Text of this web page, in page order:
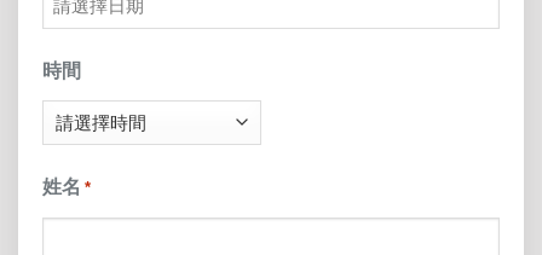
MM
slash
DD
YYYY
時間
姓名 *